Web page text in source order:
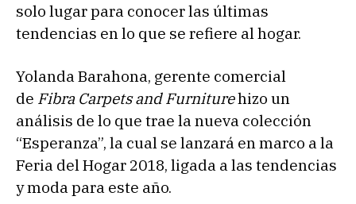
solo lugar para conocer las últimas
tendencias en lo que se refiere al hogar.
Yolanda Barahona, gerente comercial
de Fibra Carpets and Furniturehizo un
análisis de lo que trae la nueva colección
“Esperanza”, la cual se lanzará en marco a la
Feria del Hogar 2018, ligada a las tendencias
y moda para este año.